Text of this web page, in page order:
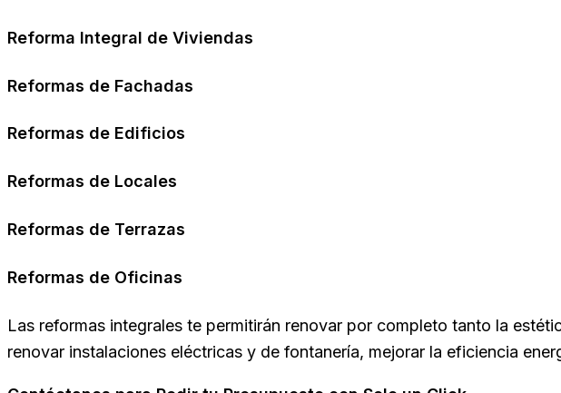
Reforma Integral de Viviendas
Reformas de Fachadas
Reformas de Edificios
Reformas de Locales
Reformas de Terrazas
Reformas de Oficinas
Las reformas integrales te permitirán renovar por completo tanto la
renovar instalaciones eléctricas y de fontanería, mejorar la eficiencia